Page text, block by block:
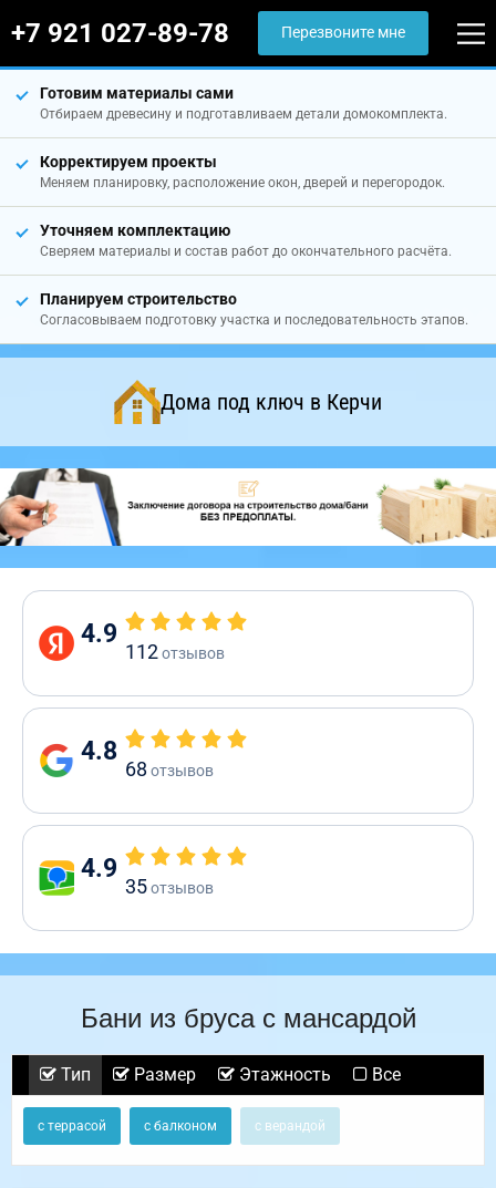
+7 921 027-89-78 Перезвоните мне
Готовим материалы сами
Отбираем древесину и подготавливаем детали домокомплекта.
Корректируем проекты
Меняем планировку, расположение окон, дверей и перегородок.
Уточняем комплектацию
Сверяем материалы и состав работ до окончательного расчёта.
Планируем строительство
Согласовываем подготовку участка и последовательность этапов.
Дома под ключ в Керчи
4.9
112отзывов
4.8
68 отзывов
4.9
35отзывов
Бани из бруса с мансардой
Тип Размер Этажность Все
с террасой с балконом с верандой